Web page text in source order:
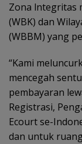
Zona lntegritas
(WBK) dan
(WBBM) yang
“Kami
mencegah
pembayaran
Registrasi,
Ecourt se-
dan untuk